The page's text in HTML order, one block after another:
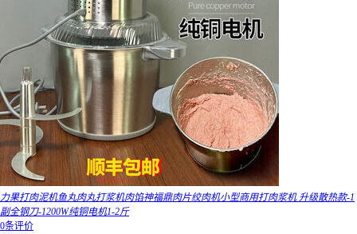
力果打肉泥机鱼丸肉丸打浆机肉馅神福鼎肉片绞肉机小型商用打肉浆机 升级散热款-1
副全钢刀-1200W纯铜电机1-2斤
0条评价